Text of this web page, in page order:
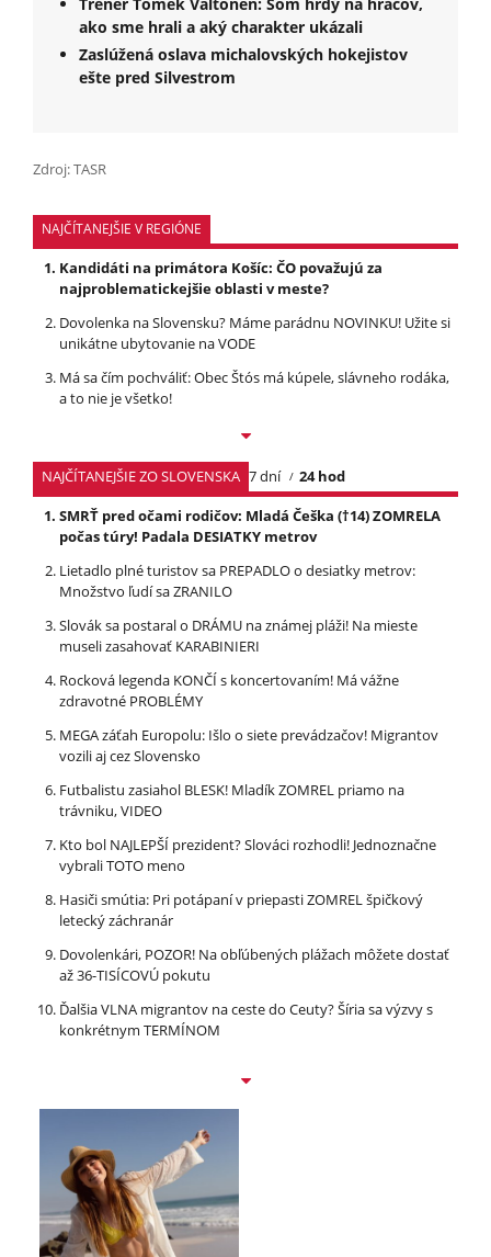
ako sme hrali a aký charakter ukázali
Zaslúžená oslava michalovských hokejistov
ešte pred Silvestrom
Zdroj: TASR
NAJČÍTANEJŠIE V REGIÓNE
Kandidáti na primátora Košíc: ČO považujú za
najproblematickejšie oblasti v meste?
Dovolenka na Slovensku? Máme parádnu NOVINKU! Užite si
unikátne ubytovanie na VODE
Má sa čím pochváliť: Obec Štós má kúpele, slávneho rodáka,
a to nie je všetko!
NAJČÍTANEJŠIE ZO SLOVENSKA 7 dní
24 hod
SMRŤ pred očami rodičov: Mladá Češka (†14) ZOMRELA
počas túry! Padala DESIATKY metrov
Lietadlo plné turistov sa PREPADLO o desiatky metrov:
Množstvo ľudí sa ZRANILO
Slovák sa postaral o DRÁMU na známej pláži! Na mieste
museli zasahovať KARABINIERI
Rocková legenda KONČÍ s koncertovaním! Má vážne
zdravotné PROBLÉMY
MEGA záťah Europolu: Išlo o siete prevádzačov! Migrantov
vozili aj cez Slovensko
Futbalistu zasiahol BLESK! Mladík ZOMREL priamo na
trávniku, VIDEO
Kto bol NAJLEPŠÍ prezident? Slováci rozhodli! Jednoznačne
vybrali TOTO meno
Hasiči smútia: Pri potápaní v priepasti ZOMREL špičkový
letecký záchranár
Dovolenkári, POZOR! Na obľúbených plážach môžete dostať
až 36-TISÍCOVÚ pokutu
Ďalšia VLNA migrantov na ceste do Ceuty? Šíria sa výzvy s
konkrétnym TERMÍNOM